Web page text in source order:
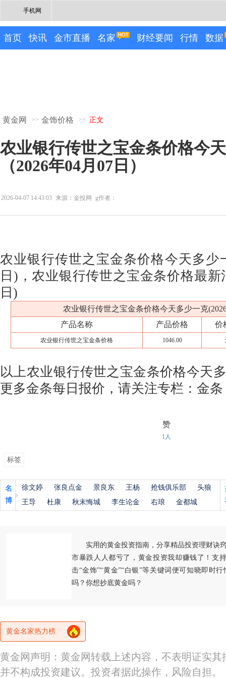
手机网
首页 快讯 金市直播 名家 财经要闻 行情 数据
黄金网 >> 金饰价格 >> 正文
农业银行传世之宝金条价格今
（2026年04月07日）
2026-04-07 14:43:03 来源：金投网 g作者：
农业银行传世之宝金条价格今天多少
日)，农业银行传世之宝金条价格最新
日)
农业银行传世之宝金条价格今天多少一克
产品名称
产品价格 价
农业银行传世之宝金条价格 1046.00
以上农业银行传世之宝金条价格今天
更多金条每日报价，请关注专栏：金条
赞
1人
标签
名
博
徐文婷 张良点金 景良东 王杨 抢钱俱乐部
头狼
王导
杜康 秋末悔城 李生论金 右琅 金都城
实用的黄金投资指南，分享精品投资理财诀
市暴跌人人都亏了，黄金投资我却赚钱了！支
击“金饰”“黄金”“白银”等关键词便可知晓即时
吗？你想抄底黄金吗？
黄金名家热力榜
黄金网声明：黄金网转载上述内容，不表明证实
并不构成投资建议。投资者据此操作，风险自担。